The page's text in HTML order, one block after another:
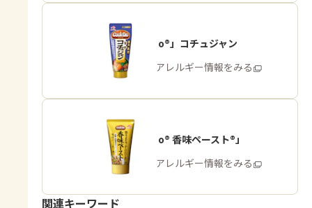
「Cook Do®」コチュジャン
商品・アレルギー情報をみる
「Cook Do® 香味ペースト®」
商品・アレルギー情報をみる
関連キーワード